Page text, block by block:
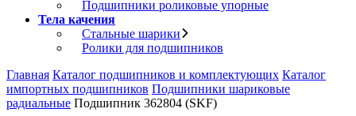
Подшипники роликовые упорные
Тела качения
Стальные шарики
Ролики для подшипников
Главная Каталог подшипников и комплектующих Каталог
импортных подшипников Подшипники шариковые
радиальные Подшипник 362804 (SKF)